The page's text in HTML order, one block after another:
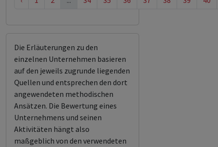
Die Erläuterungen zu den
einzelnen Unternehmen basieren
auf den jeweils zugrunde liegenden
Quellen und entsprechen den dort
angewendeten methodischen
Ansätzen. Die Bewertung eines
Unternehmens und seinen
Aktivitäten hängt also
maßgeblich von den verwendeten